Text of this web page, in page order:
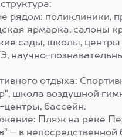
рядом: поликлиники,
ярмарка, салоны
сады, школы, центры
научно-
отдыха:
школа воздушной
центры, бассейн.
Пляж на реке
– в непосредственной